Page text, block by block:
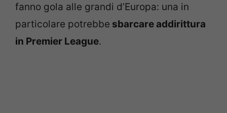
fanno gola alle grandi d’Europa: una in
particolare potrebbe sbarcare addirittura
in Premier League.